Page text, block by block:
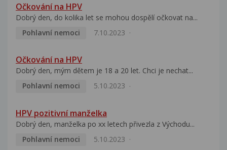
Očkování na HPV
Dobrý den, do kolika let se mohou dospělí očkovat na...
Pohlavní nemoci
7.10.2023
Očkování na HPV
Dobrý den, mým dětem je 18 a 20 let. Chci je nechat...
Pohlavní nemoci
5.10.2023
HPV pozitivní manželka
Dobrý den, manželka po xx letech přivezla z Východu...
Pohlavní nemoci
5.10.2023